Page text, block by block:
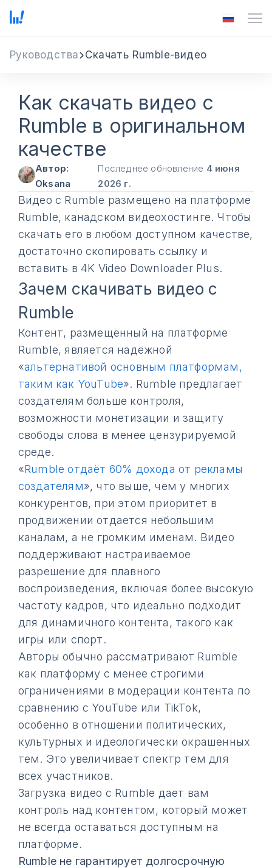
Руководства Скачать Rumble-видео
Как скачать видео с
Rumble в оригинальном
качестве
Автор:
Oksana
Последнее обновление 4 июня
2026 г.
Видео с Rumble размещено на платформе
Rumble, канадском видеохостинге. Чтобы
скачать его в любом доступном качестве,
достаточно скопировать ссылку и
вставить в 4K Video Downloader Plus.
Зачем скачивать видео с
Rumble
Контент, размещённый на платформе
Rumble, является надёжной
«альтернативой основным платформам,
таким как YouTube». Rumble предлагает
создателям больше контроля,
возможности монетизации и защиту
свободы слова в менее цензурируемой
среде.
«Rumble отдаёт 60% дохода от рекламы
создателям», что выше, чем у многих
конкурентов, при этом приоритет в
продвижении отдается небольшим
каналам, а не громким именам. Видео
поддерживают настраиваемое
разрешение для плавного
воспроизведения, включая более высокую
частоту кадров, что идеально подходит
для динамичного контента, такого как
игры или спорт.
Авторы обычно рассматривают Rumble
как платформу с менее строгими
ограничениями в модерации контента по
сравнению с YouTube или TikTok,
особенно в отношении политических,
культурных и идеологически окрашенных
тем. Это увеличивает спектр тем для
всех участников.
Загрузка видео с Rumble дает вам
контроль над контентом, который может
не всегда оставаться доступным на
платформе.
Rumble не гарантирует долгосрочную